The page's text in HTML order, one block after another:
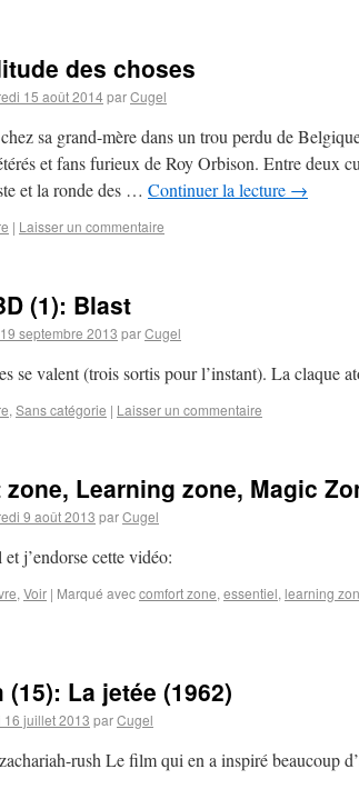
des choses
15 août 2014parCugel
sa grand-mère dans un trou perdu de
et fans furieux de Roy Orbison. Entre deux
et la ronde des … Continuer la lecture →
| Laisser un commentaire
(1): Blast
septembre 2013 parCugel
se valent (trois sortis pour l’instant). La claque
, Sans catégorie | Laisser un commentaire
Learning zone, Magic
9 août 2013 parCugel
j’endorse cette vidéo:
, Voir | Marqué aveccomfort zone, essentiel, learning
La jetée (1962)
16 juillet 2013 parCugel
rush Le film qui en a inspiré beaucoup